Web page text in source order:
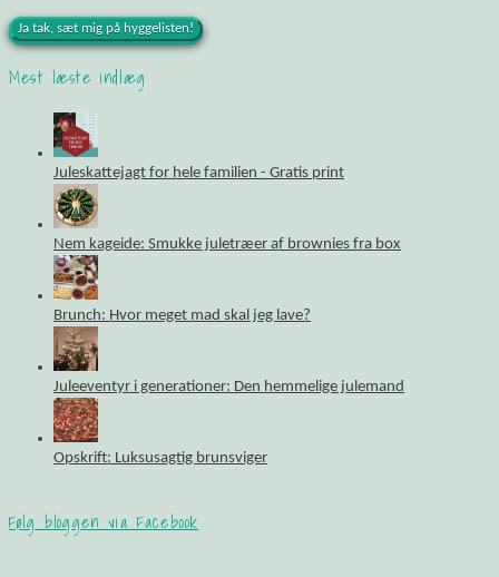
Mest læste indlæg
Juleskattejagt for hele familien - Gratis print
Nem kageide: Smukke juletræer af brownies fra box
Brunch: Hvor meget mad skal jeg lave?
Juleeventyr i generationer: Den hemmelige julemand
Opskrift: Luksusagtig brunsviger
Følg bloggen via Facebook